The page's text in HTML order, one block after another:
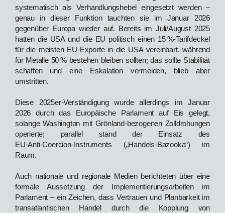
systematisch als Verhandlungshebel eingesetzt werden –
genau in dieser Funktion tauchten sie im Januar 2026
gegenüber Europa wieder auf. Bereits im Juli/August 2025
hatten die USA und die EU politisch einen 15 %‑Tarifdeckel
für die meisten EU‑Exporte in die USA vereinbart, während
für Metalle 50 % bestehen bleiben sollten; das sollte Stabilität
schaffen und eine Eskalation vermeiden, blieb aber
umstritten.
Diese 2025er‑Verständigung wurde allerdings im Januar
2026 durch das Europäische Parlament auf Eis gelegt,
solange Washington mit Grönland‑bezogenen Zolldrohungen
operierte; parallel stand der Einsatz des
EU‑Anti‑Coercion‑Instruments („Handels‑Bazooka“) im
Raum.
Auch nationale und regionale Medien berichteten über eine
formale Aussetzung der Implementierungsarbeiten im
Parlament – ein Zeichen, dass Vertrauen und Planbarkeit im
transatlantischen Handel durch die Kopplung von